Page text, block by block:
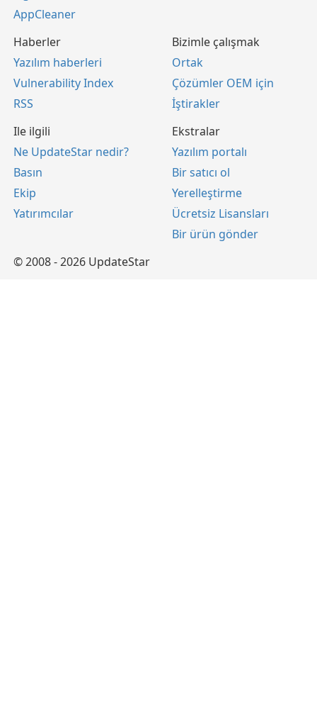
AppCleaner
Haberler
Yazılım haberleri
Vulnerability Index
RSS
Bizimle çalışmak
Ortak
Çözümler OEM için
İştirakler
Ile ilgili
Ne UpdateStar nedir?
Basın
Ekip
Yatırımcılar
Ekstralar
Yazılım portalı
Bir satıcı ol
Yerelleştirme
Ücretsiz Lisansları
Bir ürün gönder
© 2008 - 2026 UpdateStar